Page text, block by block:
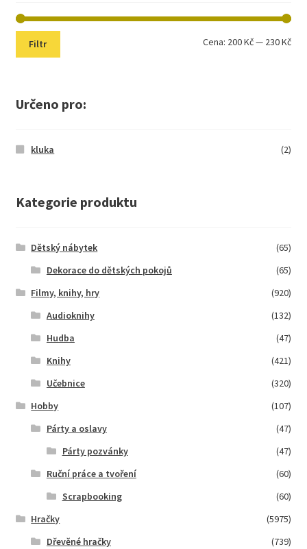
Filtr Cena: 200 Kč— 230 Kč
Určeno pro:
kluka (2)
Kategorie produktu
Dětský nábytek
(65)
Dekorace do dětských pokojů
(65)
Filmy, knihy, hry
(920)
Audioknihy
(132)
Hudba
(47)
Knihy
(421)
Učebnice
(320)
Hobby
(107)
Párty a oslavy
(47)
Párty pozvánky
(47)
Ruční práce a tvoření
(60)
Scrapbooking
(60)
Hračky
(5975)
Dřevěné hračky
(739)